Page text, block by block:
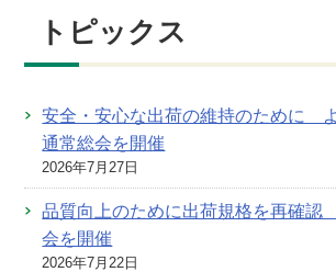
トピックス
安全・安心な出荷の維持のために
通常総会を開催
2026年7月27日
品質向上のために出荷規格を再確認
会を開催
2026年7月22日